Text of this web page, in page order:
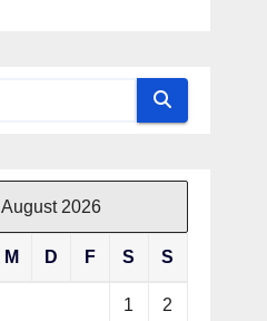
August 2026
M D F S S
1 2